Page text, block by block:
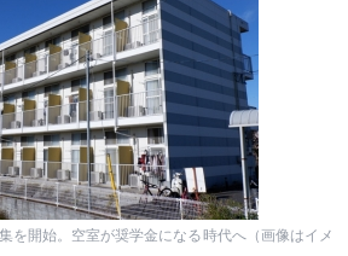
を開始。空室が奨学金になる時代へ（画像はイメ